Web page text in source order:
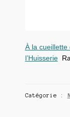
À la cueillette
l’Huisserie
Catégorie :